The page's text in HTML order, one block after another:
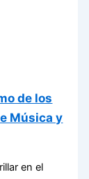
de los
Música y
en el